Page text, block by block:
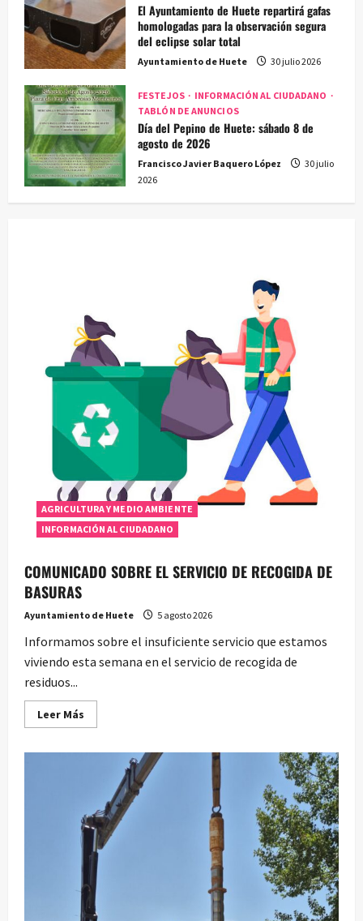
El Ayuntamiento de Huete repartirá gafas
homologadas para la observación segura
del eclipse solar total
Ayuntamiento de Huete 30 julio 2026
FESTEJOS
INFORMACIÓN AL CIUDADANO
TABLÓN DE ANUNCIOS
Día del Pepino de Huete: sábado 8 de
agosto de 2026
Francisco Javier Baquero López
30 julio
2026
AGRICULTURA Y MEDIO AMBIENTE
INFORMACIÓN AL CIUDADANO
COMUNICADO SOBRE EL SERVICIO DE RECOGIDA DE
BASURAS
Ayuntamiento de Huete 5 agosto 2026
Informamos sobre el insuficiente servicio que estamos
viviendo esta semana en el servicio de recogida de
residuos...
Leer Más
más
COMUNICADO
SERVICIO
RECOGIDA
DE
BASURAS